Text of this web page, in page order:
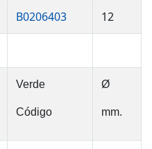
B0206403 12
Verde
Código
Ø
mm.